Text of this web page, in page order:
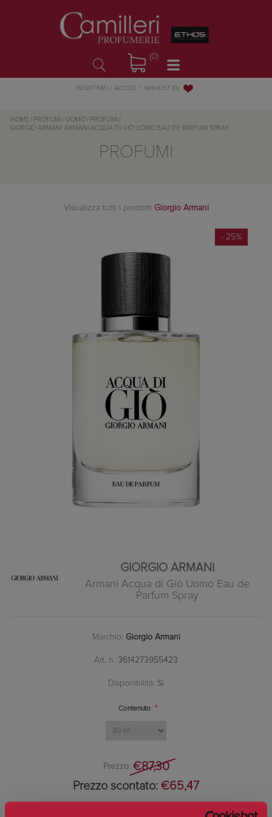
(0)
REGISTRATI ACCEDI WISHLIST (0)
HOME / PROFUMI / UOMO / PROFUMI /
GIORGIO ARMANI
ARMANI ACQUA DI GIÒ UOMO EAU DE PARFUM SPRAY
PROFUMI
Visualizza tutti i prodotti Giorgio Armani
- 25%
GIORGIO ARMANI
Armani Acqua di Giò Uomo Eau de
Parfum Spray
Marchio: Giorgio Armani
Art. n. 3614273955423
Disponibilità: Si
Contenuto *
Prezzo: €87,30
Prezzo scontato: €65,47